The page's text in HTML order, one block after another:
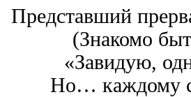
Представший
(Знакомо
«Завидую,
Но… каждому